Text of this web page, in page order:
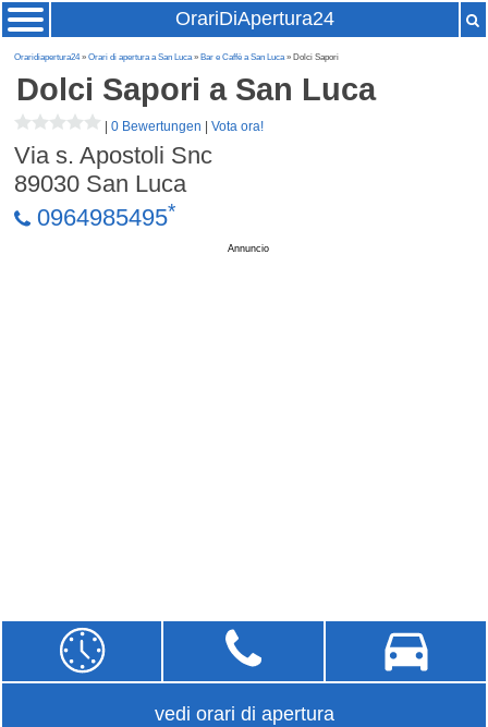
OrariDiApertura24
Oraridiapertura24»Orari di apertura a San Luca» Bar e Caffè a San Luca» Dolci Sapori
Dolci Sapori a San Luca
|0 Bewertungen |Vota ora!
Via s. Apostoli Snc
89030 San Luca
0964985495*
Annuncio
vedi orari di apertura